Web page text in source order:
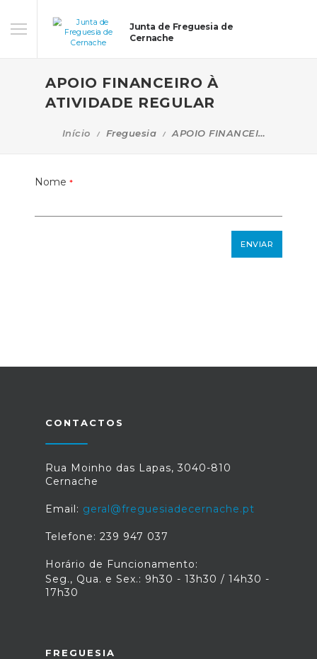
Junta de Freguesia de
Cernache
APOIO FINANCEIRO À
ATIVIDADE REGULAR
Início Freguesia APOIO FINANCEIRO À ATIVIDADE REGULAR
Nome *
ENVIAR
CONTACTOS
Rua Moinho das Lapas, 3040-810
Cernache
Email: geral@freguesiadecernache.pt
Telefone: 239 947 037
Horário de Funcionamento:
Seg., Qua. e Sex.: 9h30 - 13h30 / 14h30 -
17h30
FREGUESIA